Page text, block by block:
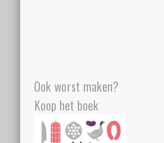
Ook worst maken?
Koop het boek